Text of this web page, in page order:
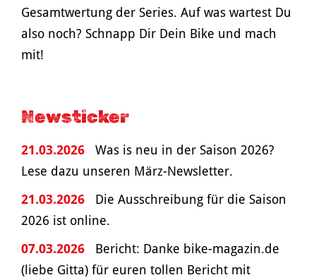
Gesamtwertung der Series. Auf was wartest Du
also noch? Schnapp Dir Dein Bike und mach
mit!
Newsticker
21.03.2026
Was is neu in der Saison 2026?
Lese dazu unseren März-Newsletter.
21.03.2026
Die Ausschreibung für die Saison
2026 ist online.
07.03.2026
Bericht: Danke bike-magazin.de
(liebe Gitta) für euren tollen Bericht mit